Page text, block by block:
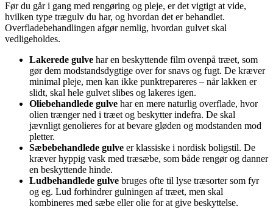
Før du går i gang med rengøring og pleje, er det vigtigt at vide,
hvilken type trægulv du har, og hvordan det er behandlet.
Overfladebehandlingen afgør nemlig, hvordan gulvet skal
vedligeholdes.
Lakerede gulve har en beskyttende film ovenpå træet, som
gør dem modstandsdygtige over for snavs og fugt. De kræver
minimal pleje, men kan ikke punktrepareres – når lakken er
slidt, skal hele gulvet slibes og lakeres igen.
Oliebehandlede gulve har en mere naturlig overflade, hvor
olien trænger ned i træet og beskytter indefra. De skal
jævnligt genolieres for at bevare gløden og modstanden mod
pletter.
Sæbebehandlede gulve er klassiske i nordisk boligstil. De
kræver hyppig vask med træsæbe, som både rengør og danner
en beskyttende hinde.
Ludbehandlede gulve bruges ofte til lyse træsorter som fyr
og eg. Lud forhindrer gulningen af træet, men skal
kombineres med sæbe eller olie for at give beskyttelse.